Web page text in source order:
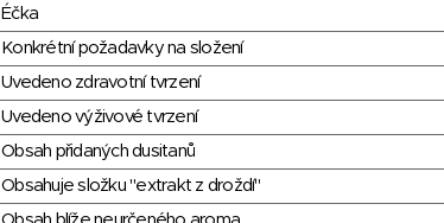
Éčka
Konkrétní požadavky na složení
Uvedeno zdravotní tvrzení
Uvedeno výživové tvrzení
Obsah přidaných dusitanů
Obsahuje složku "extrakt z droždí"